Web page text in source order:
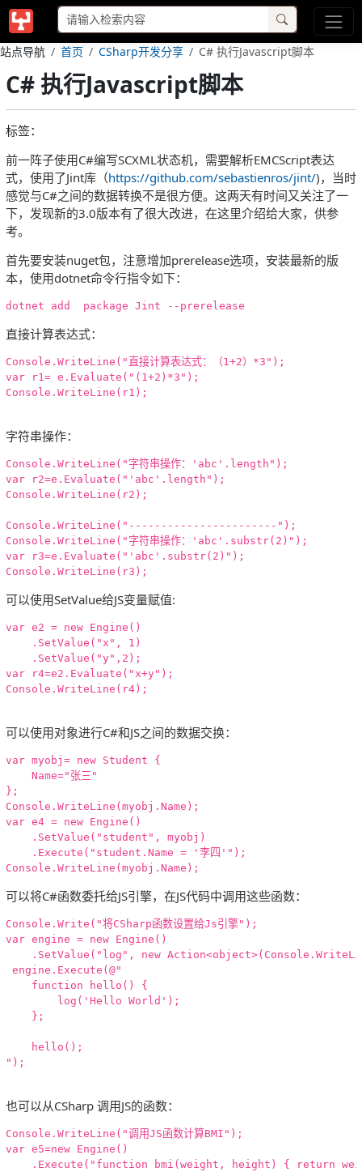
站点导航 首页 CSharp开发分享 C# 执行Javascript脚本
C# 执行Javascript脚本
标签：
前一阵子使用C#编写SCXML状态机，需要解析EMCScript表达
式，使用了Jint库（https://github.com/sebastienros/jint/)，当时
感觉与C#之间的数据转换不是很方便。这两天有时间又关注了一
下，发现新的3.0版本有了很大改进，在这里介绍给大家，供参
考。
首先要安装nuget包，注意增加prerelease选项，安装最新的版
本，使用dotnet命令行指令如下：
直接计算表达式：
Console.WriteLine("直接计算表达式：（1+2）*3");
var r1= e.Evaluate("(1+2)*3");
Console.WriteLine(r1);
字符串操作：
Console.WriteLine("字符串操作：'abc'.length");
var r2=e.Evaluate("'abc'.length");
Console.WriteLine(r2);
Console.WriteLine("-----------------------");
Console.WriteLine("字符串操作：'abc'.substr(2)");
var r3=e.Evaluate("'abc'.substr(2)");
可以使用SetValue给JS变量赋值:
var e2 = new Engine()
    .SetValue("x", 1)
    .SetValue("y",2);
var r4=e2.Evaluate("x+y");
Console.WriteLine(r4);
可以使用对象进行C#和JS之间的数据交换：
var myobj= new Student {
    Name="张三"
};
Console.WriteLine(myobj.Name);
var e4 = new Engine()
    .SetValue("student", myobj)
    .Execute("student.Name = '李四'");
可以将C#函数委托给JS引擎，在JS代码中调用这些函数：
Console.Write("将CSharp函数设置给Js引擎");
var engine = new Engine()
.SetValue("log", new
engine.Execute(@"
    function hello() {
        log('Hello World');
    };
    hello();
");
也可以从CSharp 调用JS的函数：
Console.WriteLine("调用JS函数计算BMI");
var e5=new Engine()
.Execute("function bmi(weight, height) { return